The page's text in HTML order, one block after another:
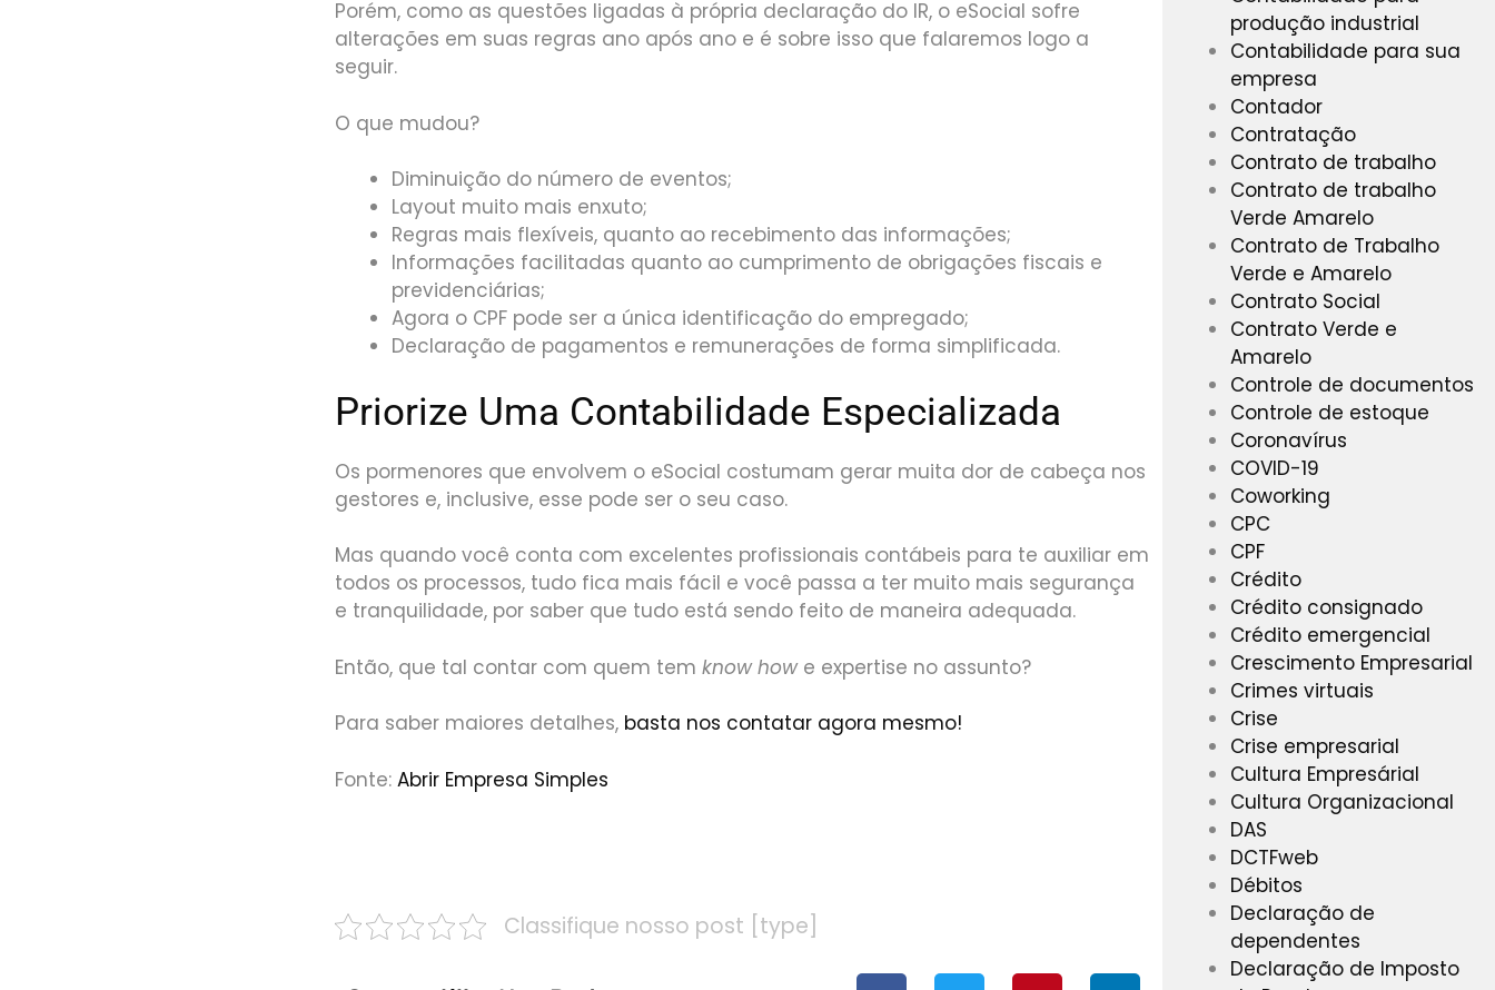
Porém, como as questões ligadas à própria declaração do IR, o eSocial sofre
alterações em suas regras ano após ano e é sobre isso que falaremos logo a
seguir.
O que mudou?
Diminuição do número de eventos;
Layout muito mais enxuto;
Regras mais flexíveis, quanto ao recebimento das informações;
Informações facilitadas quanto ao cumprimento de obrigações fiscais e
previdenciárias;
Agora o CPF pode ser a única identificação do empregado;
Declaração de pagamentos e remunerações de forma simplificada.
Priorize Uma Contabilidade Especializada
Os pormenores que envolvem o eSocial costumam gerar muita dor de cabeça nos
gestores e, inclusive, esse pode ser o seu caso.
Mas quando você conta com excelentes profissionais contábeis para te auxiliar em
todos os processos, tudo fica mais fácil e você passa a ter muito mais segurança
e tranquilidade, por saber que tudo está sendo feito de maneira adequada.
Então, que tal contar com quem temknow howe expertise no assunto?
Para saber maiores detalhes, basta nos contatar agora mesmo!
Fonte:Abrir Empresa Simples
Classifique nosso post [type]
produção industrial
Contabilidade para sua
empresa
Contador
Contratação
Contrato de trabalho
Contrato de trabalho
Verde Amarelo
Contrato de Trabalho
Verde e Amarelo
Contrato Social
Contrato Verde e
Amarelo
Controle de documentos
Controle de estoque
Coronavírus
COVID-19
Coworking
CPC
CPF
Crédito
Crédito consignado
Crédito emergencial
Crescimento Empresarial
Crimes virtuais
Crise
Crise empresarial
Cultura Empresárial
Cultura Organizacional
DAS
DCTFweb
Débitos
Declaração de
dependentes
Declaração de Imposto